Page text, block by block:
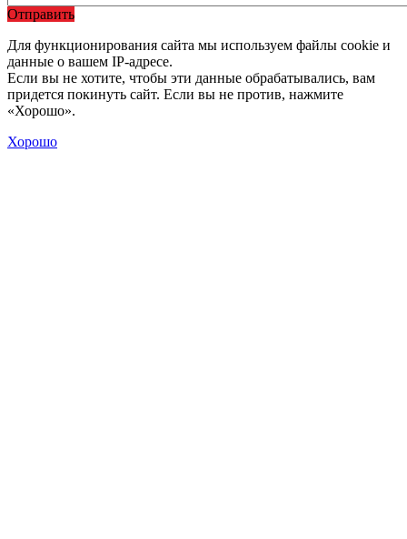
Отправить
Для функционирования сайта мы используем файлы cookie и
данные о вашем IP-адресе.
Если вы не хотите, чтобы эти данные обрабатывались, вам
придется покинуть сайт. Если вы не против, нажмите
«Хорошо».
Хорошо